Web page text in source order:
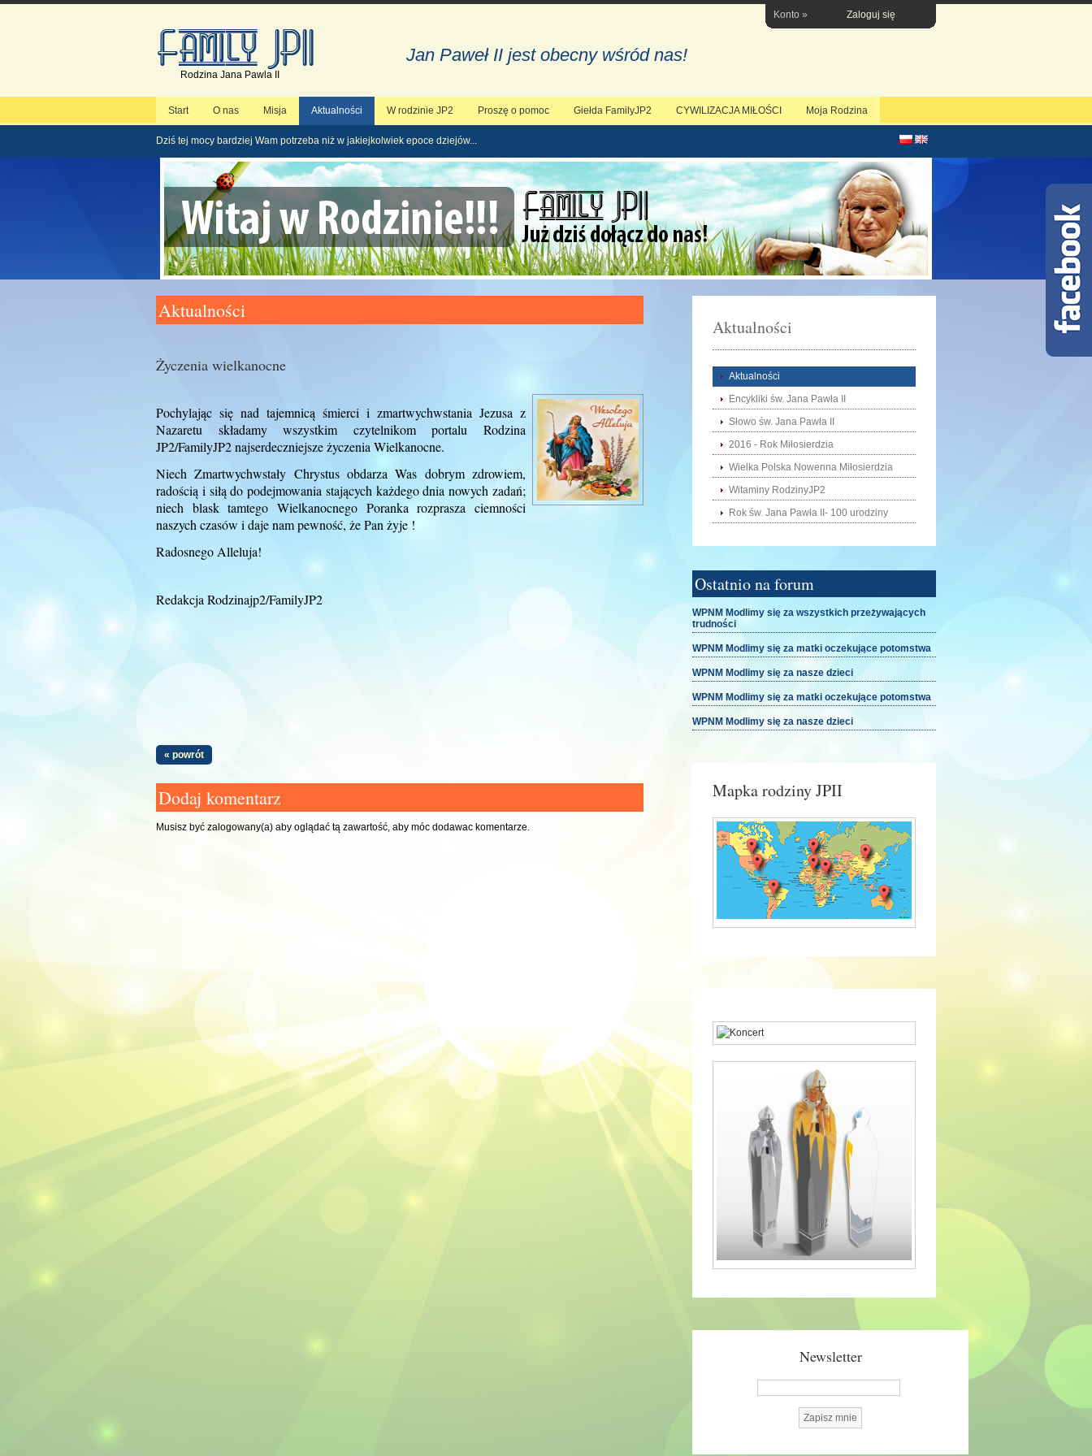
Konto » Zaloguj się
Rodzina Jana Pawla II
Jan Paweł II jest obecny wśród nas!
Start O nas Misja Aktualności W rodzinie JP2 Proszę o pomoc Giełda FamilyJP2 CYWILIZACJA MIŁOŚCI Moja Rodzina
Dziś tej mocy bardziej Wam potrzeba niż w jakiejkolwiek epoce dziejów...
Aktualności
Życzenia wielkanocne
Pochylając się nad tajemnicą śmierci i zmartwychwstania Jezusa z
Nazaretu składamy wszystkim czytelnikom portalu Rodzina
JP2/FamilyJP2 najserdeczniejsze życzenia Wielkanocne.
Niech Zmartwychwstały Chrystus obdarza Was dobrym zdrowiem,
radością i siłą do podejmowania stających każdego dnia nowych zadań;
niech blask tamtego Wielkanocnego Poranka rozprasza ciemności
naszych czasów i daje nam pewność, że Pan żyje !
Radosnego Alleluja!
Redakcja Rodzinajp2/FamilyJP2
« powrót
Dodaj komentarz
Musisz być zalogowany(a) aby oglądać tą zawartość, aby móc dodawac komentarze.
Aktualności
Aktualności
Encykliki św. Jana Pawła II
Słowo św. Jana Pawła II
2016 - Rok Miłosierdzia
Wielka Polska Nowenna Miłosierdzia
Witaminy RodzinyJP2
Rok św. Jana Pawła II- 100 urodziny
Ostatnio na forum
WPNM Modlimy się za wszystkich przeżywających
trudności
WPNM Modlimy się za matki oczekujące potomstwa
WPNM Modlimy się za nasze dzieci
WPNM Modlimy się za matki oczekujące potomstwa
WPNM Modlimy się za nasze dzieci
Mapka rodziny JPII
Newsletter